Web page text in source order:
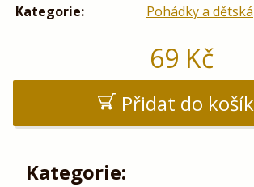
Kategorie:
Pohádky a dětská
69 Kč
Přidat do
Kategorie: